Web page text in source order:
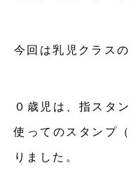
今回は乳児クラス
０歳児は、指スタ
使ってのスタンプ
りました。